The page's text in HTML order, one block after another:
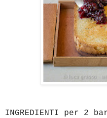
INGREDIENTI per 2